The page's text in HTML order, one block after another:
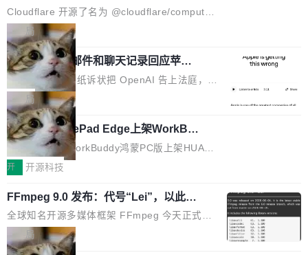
ml2 一样，它是世界上使用最广泛的 XML 解析
库之一。你的操作系统、浏览器、无数的基础设
施软件，很可能都在用它。而过去十年，维护它
的人一直在用业余...
href="https://bugzilla.mozilla.org/show_bug.c
gi?id=2019042">Bug&nbsp;2019042</a>）</l
i> <li>现在，助手可以直接使用 Exa 的网络搜索
结果回答问题，而无需将问题转交给搜索引擎。
（<a href="https://bugzilla.mozilla.org/show_
bug.cgi?id=204...
nt 需要一台电脑，而不是一个容器
Cloudflare 开源了名为 @cloudflare/computer
的 npm 包。项目的核心论点是：容器不适合 Ag
ent 计算。真正适合的，是 Isolate。 Cloudflare
工程师在这件事上没什么可谦虚的——他们用 W
orkers 跑了十年 Isolate。用 CEO Matthew Pri
nce 的话说：「我们一生都在用 Isolate 运行代
码，而 AI Agent 不需要容器，它们需要的是 Iso
late。」 容器为什么不合适 容器的问题在于启动
和销毁都太重了。一个 Agent 要执行的任务可能
只需要几毫秒的 CPU 时间，但容器从冷启动到
就绪要花数秒。如果未来有十...
局
OpenAI 公开邮件和聊天记录回应苹果
诉讼，称“Apple is getting this wron
g”
上个月，苹果一纸诉状把 OpenAI 告上法庭，指
控其挖角苹果前员工并窃取商业秘密。苹果的诉
状把 OpenAI 描述成一个系统性地从前东家挖
人、套取机密信息的对手。 OpenAI 没发律师
函，也没选择庭外沉默。它在官网贴了一篇博
文，标题只有六个字：Apple is getting this wro
ng。 然后，它把邮件往来和 iMessage 聊天记
录全贴了出来。 他发错人了 苹果外部律师 Gabr
iel Gross 来自 Weil 律所，2 月 23 日下午 5:53
给 OpenAI 总法律顾问 Che Chang 发了封邮
件，附了一封长信，要求 OpenAI 配合调查前苹
局
HUAWEI MatePad Edge上架WorkBu
ddy鸿蒙PC版，说话就能干活的AI办公
搭子
全能AI工作台WorkBuddy鸿蒙PC版上架HUAWE
I MatePad Edge应用市场，直接下载即可使
这是目前市面上唯一支持平板接入WorkBuddy P
C版的产品，搭载“人机双写”重磅功能——你写
你的，AI写AI的，同屏协作互不干扰。一句话让
AI帮你干活，现在开启全新体验！ 温馨提示：
开 开源科技
FFmpeg 9.0 发布：代号“Lei”，以此纪
念中国开发者雷霄骅
全球知名开源多媒体框架 FFmpeg 今天正式发
布了 9.0 版本。这个版本除了带来新一代音视频
处理能力和硬件加速支持之外，还有一个特殊之
局